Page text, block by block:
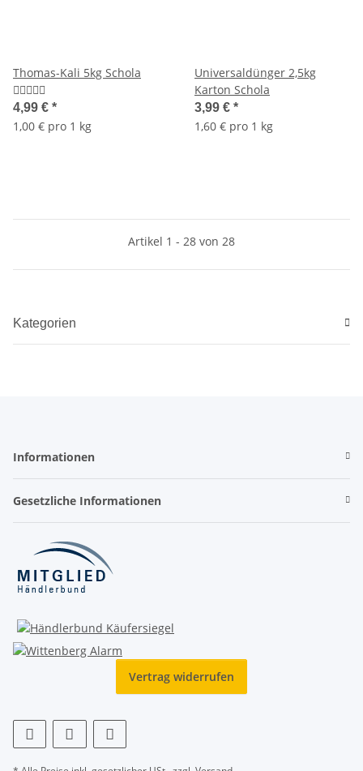
Thomas-Kali 5kg Schola
4,99 € *
1,00 € pro 1 kg
Universaldünger 2,5kg
Karton Schola
3,99 € *
1,60 € pro 1 kg
Artikel 1 - 28 von 28
Kategorien
Informationen
Gesetzliche Informationen
Vertrag widerrufen